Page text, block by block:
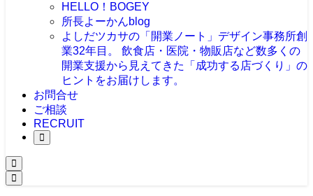
HELLO！BOGEY
所長よーかんblog
よしだツカサの「開業ノート」 デザイン事務所創
業32年目。 飲食店・医院・物販店など数多くの
開業支援から見えてきた「成功する店づくり」の
ヒントをお届けします。
お問合せ
ご相談
RECRUIT